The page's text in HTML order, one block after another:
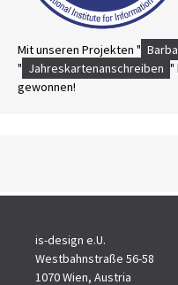
Mit unseren Projekten "
" Jahreskartenanschreiben "
gewonnen!
is-design e.U.
Westbahnstraße 56-58
1070 Wien, Austria